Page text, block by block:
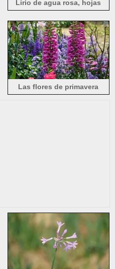
nenúfar (137)
Lirio de agua rosa, hojas
Las flores de primavera